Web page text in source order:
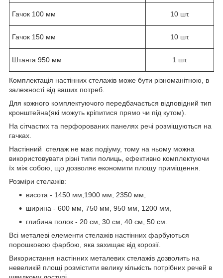
Гачок 100 мм 10 шт.
Гачок 150 мм 10 шт.
Штанга 950 мм 1 шт.
Комплектація настінних стелажів може бути різноманітною, в
залежності від ваших потреб.
Для кожного комплектуючого передбачається відповідний тип
кронштейна(які можуть кріпитися прямо чи під кутом).
На сітчастих та перфорованих панелях речі розміщуються на
гачках.
Настінний стелаж не має подіуму, тому на ньому можна
використовувати різні типи полиць, ефективно комплектуючи
їх між собою, що дозволяє економити площу приміщення.
Розміри стелажів:
висота - 1450 мм,1900 мм, 2350 мм,
ширина - 600 мм, 750 мм, 950 мм, 1200 мм,
глибина полок - 20 см, 30 см, 40 см, 50 см.
Всі металеві елементи стелажів настінних фарбуються
порошковою фарбою, яка захищає від корозії.
Використання настінних металевих стелажів дозволить на
невеликій площі розмістити велику кількість потрібних речей в